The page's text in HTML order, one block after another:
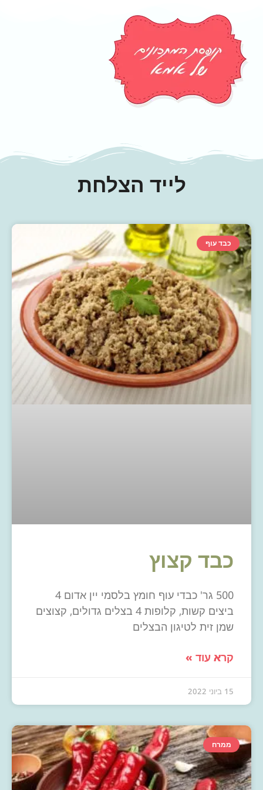
לייד הצלחת
כבד עוף
כבד קצוץ
500 גר' כבדי עוף חומץ בלסמי יין אדום 4
ביצים קשות, קלופות 4 בצלים גדולים, קצוצים
שמן זית לטיגון הבצלים
קרא עוד »
15 ביוני 2022
ממרח